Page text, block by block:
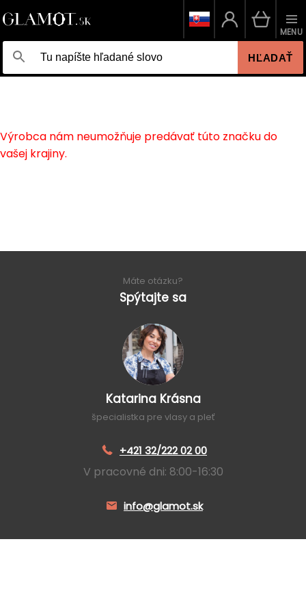
HĽADAŤ
MENU
Výrobca nám neumožňuje predávať túto značku do
vašej krajiny.
Máte otázku?
Spýtajte sa
Katarina Krásna
špecialistka pre vlasy a pleť
+421 32/222 02 00
V pracovné dni: 8:00-16:30
info@glamot.sk